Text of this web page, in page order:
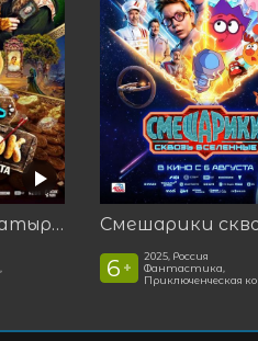
Последний богатырь. Колобок
6 +
2025, Россия
Фантастика,
Приключенческая